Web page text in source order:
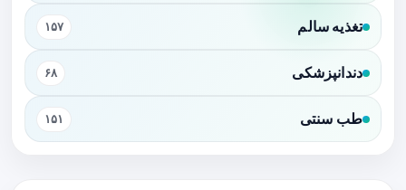
تغذیه سالم ۱۵۷
دندانپزشکی ۶۸
طب سنتی ۱۵۱